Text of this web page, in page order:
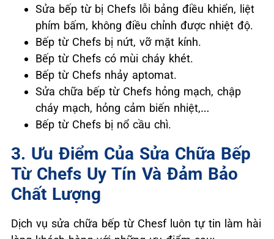
Sửa bếp từ bị Chefs lỗi bảng điều khiển, liệt
phím bấm, không điều chỉnh được nhiệt độ.
Bếp từ Chefs bị nứt, vỡ mặt kính.
Bếp từ Chefs có mùi cháy khét.
Bếp từ Chefs nhảy aptomat.
Sửa chữa bếp từ Chefs hỏng mạch, chập
cháy mạch, hỏng cảm biến nhiệt,…
Bếp từ Chefs bị nổ cầu chì.
3. Ưu Điểm Của Sửa Chữa Bếp
Từ Chefs Uy Tín Và Đảm Bảo
Chất Lượng
Dịch vụ sửa chữa bếp từ Chesf luôn tự tin làm hài